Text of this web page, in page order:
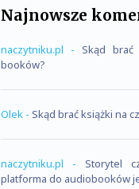
Najnowsze
naczytniku.pl - Skąd
booków?
Olek - Skąd brać książki na
naczytniku.pl - Storytel
platforma do audiobooków